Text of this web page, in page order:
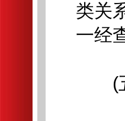
类关
一经
(五